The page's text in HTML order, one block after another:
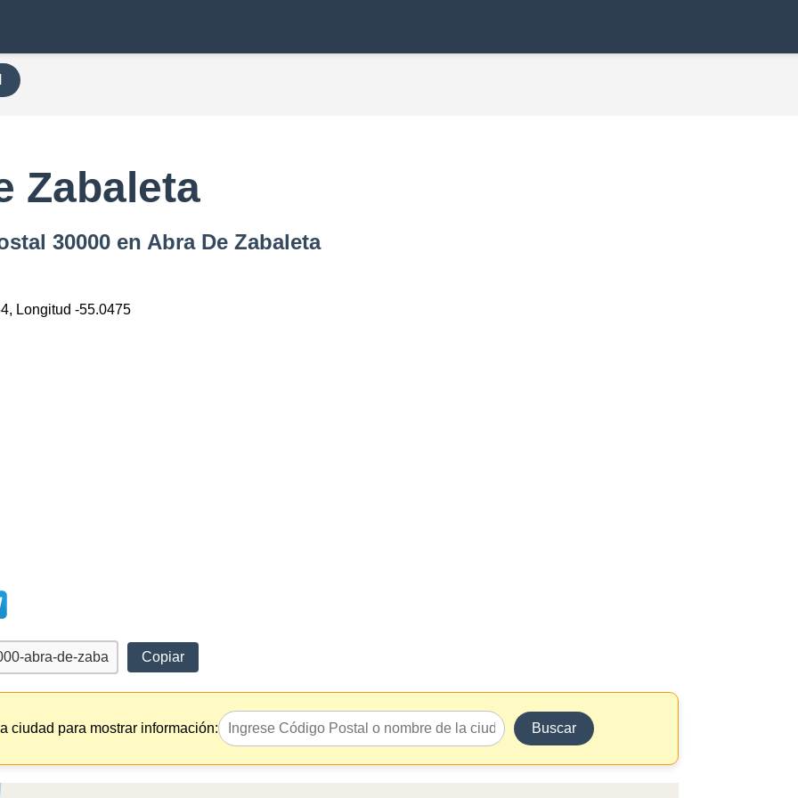
Zabaleta
30000 en Abra De Zabaleta
Longitud -55.0475
Copiar
ciudad para mostrar información: Buscar